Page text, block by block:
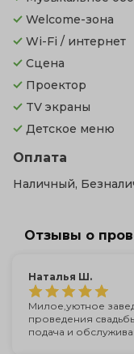
Welcome-зона
Wi-Fi / интернет
Сцена
Проектор
TV экраны
Детское меню
Оплата
Наличный,
Отзывы о
Наталья Ш.
Милое,уютное
проведения
подача и